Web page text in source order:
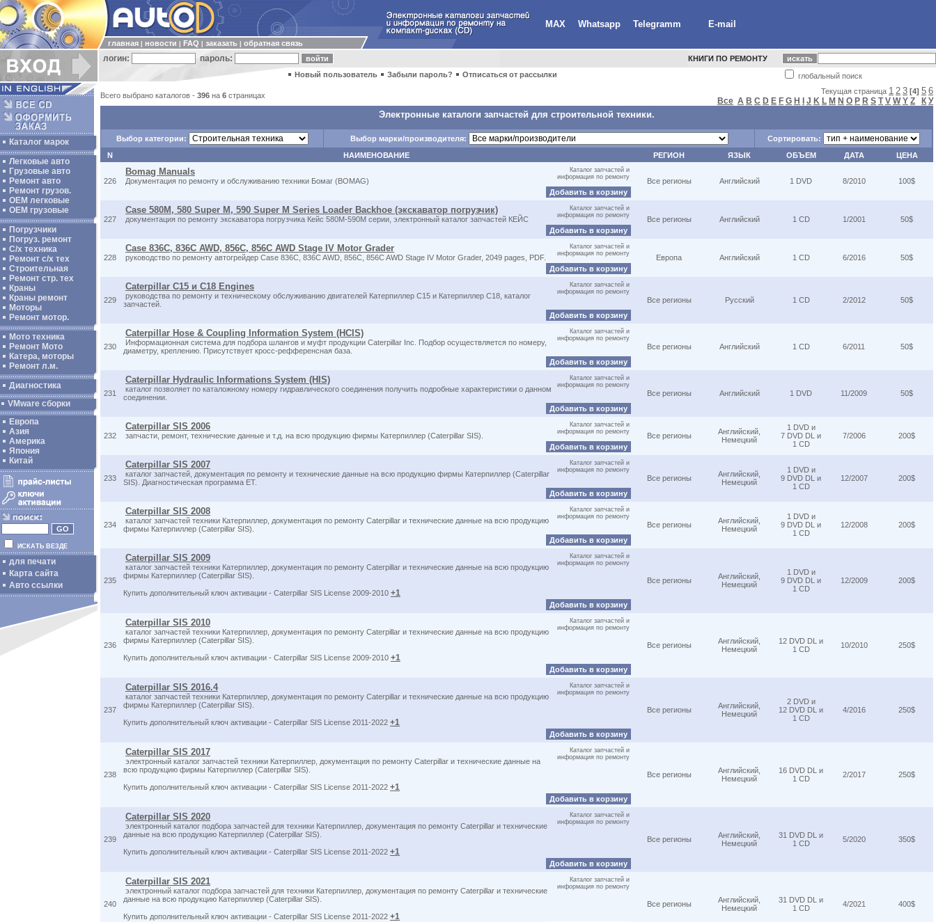
MAX Whatsapp Telegramm E-mail
главная новости FAQ заказать обратная связь
логин: пароль: КНИГИ ПО РЕМОНТУ
глобальный поиск
Новый пользователь Забыли пароль? Отписаться от рассылки
Каталог марок
Легковые авто
Грузовые авто
Ремонт авто
Ремонт грузов.
ОЕМ легковые
OEM грузовые
Погрузчики
Погруз. ремонт
С/х техника
Ремонт с/х тех
Строительная
Ремонт стр. тех
Краны
Краны ремонт
Моторы
Ремонт мотор.
Мото техника
Ремонт Мото
Катера, моторы
Ремонт л.м.
Диагностика
VMware сборки
Европа
Азия
Америка
Япония
Китай
ИСКАТЬ ВЕЗДЕ
для печати
Карта сайта
Авто ссылки
Всего выбрано каталогов - 396 на 6 страницах Текущая страница 1 2 3 [4] 5 6
Все A B C D E F G H J K L M N O P R S T V W Y Z К У
Электронные каталоги запчастей для строительной техники.
Выбор категории: Выбор марки/производителя:
Сортировать:
N
НАИМЕНОВАНИЕ РЕГИОН ЯЗЫК ОБЪЕМ ДАТА ЦЕНА
226
Bomag Manuals
Документация по ремонту и обслуживанию техники Бомаг (BOMAG)
Каталог запчастей и
информация по ремонту
Добавить в корзину
Все регионы Английский 1 DVD 8/2010 100$
227
Case 580M, 580 Super M, 590 Super M Series Loader Backhoe (экскаватор погрузчик)
документация по ремонту экскаватора погрузчика Кейс 580M-590M серии, электронный каталог запчастей КЕЙС
Каталог запчастей и
информация по ремонту
Добавить в корзину
Все регионы Английский 1 CD 1/2001 50$
228
Case 836C, 836C AWD, 856C, 856C AWD Stage IV Motor Grader
руководство по ремонту автогрейдер Case 836C, 836C AWD, 856C, 856C AWD Stage IV Motor Grader, 2049 pages, PDF.
Каталог запчастей и
информация по ремонту
Добавить в корзину
Европа Английский 1 CD 6/2016 50$
229
Caterpillar C15 и C18 Engines
руководства по ремонту и техническому обслуживанию двигателей Катерпиллер C15 и Катерпиллер C18, каталог
запчастей.
Каталог запчастей и
информация по ремонту
Добавить в корзину
Все регионы Русский 1 CD 2/2012 50$
230
Caterpillar Hose & Coupling Information System (HCIS)
Информационная система для подбора шлангов и муфт продукции Caterpillar Inc. Подбор осуществляется по номеру,
диаметру, креплению. Присутствует кросс-рефференсная база.
Каталог запчастей и
информация по ремонту
Добавить в корзину
Все регионы Английский 1 CD 6/2011 50$
231
Caterpillar Hydraulic Informations System (HIS)
каталог позволяет по каталожному номеру гидравлического соединения получить подробные характеристики о данном
соединении.
Каталог запчастей и
информация по ремонту
Добавить в корзину
Все регионы Английский 1 DVD 11/2009 50$
232
Caterpillar SIS 2006
запчасти, ремонт, технические данные и т.д. на всю продукцию фирмы Катерпиллер (Caterpillar SIS).
Каталог запчастей и
информация по ремонту
Добавить в корзину
Все регионы
Английский,
Немецкий
1 DVD и
7 DVD DL и
1 CD
7/2006 200$
233
Caterpillar SIS 2007
каталог запчастей, документация по ремонту и технические данные на всю продукцию фирмы Катерпиллер (Caterpillar
SIS). Диагностическая программа ET.
Каталог запчастей и
информация по ремонту
Добавить в корзину
Все регионы
Английский,
Немецкий
1 DVD и
9 DVD DL и
1 CD
12/2007 200$
234
Caterpillar SIS 2008
каталог запчастей техники Катерпиллер, документация по ремонту Caterpillar и технические данные на всю продукцию
фирмы Катерпиллер (Caterpillar SIS).
Каталог запчастей и
информация по ремонту
Добавить в корзину
Все регионы
Английский,
Немецкий
1 DVD и
9 DVD DL и
1 CD
12/2008 200$
235
Caterpillar SIS 2009
каталог запчастей техники Катерпиллер, документация по ремонту Caterpillar и технические данные на всю продукцию
фирмы Катерпиллер (Caterpillar SIS).
Купить дополнительный ключ активации - Caterpillar SIS License 2009-2010 +1
Каталог запчастей и
информация по ремонту
Добавить в корзину
Все регионы
Английский,
Немецкий
1 DVD и
9 DVD DL и
1 CD
12/2009 200$
236
Caterpillar SIS 2010
каталог запчастей техники Катерпиллер, документация по ремонту Caterpillar и технические данные на всю продукцию
фирмы Катерпиллер (Caterpillar SIS).
Купить дополнительный ключ активации - Caterpillar SIS License 2009-2010 +1
Каталог запчастей и
информация по ремонту
Добавить в корзину
Все регионы
Английский,
Немецкий
12 DVD DL и
1 CD
10/2010 250$
237
Caterpillar SIS 2016.4
каталог запчастей техники Катерпиллер, документация по ремонту Caterpillar и технические данные на всю продукцию
фирмы Катерпиллер (Caterpillar SIS).
Купить дополнительный ключ активации - Caterpillar SIS License 2011-2022 +1
Каталог запчастей и
информация по ремонту
Добавить в корзину
Все регионы
Английский,
Немецкий
2 DVD и
12 DVD DL и
1 CD
4/2016 250$
238
Caterpillar SIS 2017
электронный каталог запчастей техники Катерпиллер, документация по ремонту Caterpillar и технические данные на
всю продукцию фирмы Катерпиллер (Caterpillar SIS).
Купить дополнительный ключ активации - Caterpillar SIS License 2011-2022 +1
Каталог запчастей и
информация по ремонту
Добавить в корзину
Все регионы
Английский,
Немецкий
16 DVD DL и
1 CD
2/2017 250$
239
Caterpillar SIS 2020
электронный каталог подбора запчастей для техники Катерпиллер, документация по ремонту Caterpillar и технические
данные на всю продукцию Катерпиллер (Caterpillar SIS).
Купить дополнительный ключ активации - Caterpillar SIS License 2011-2022 +1
Каталог запчастей и
информация по ремонту
Добавить в корзину
Все регионы
Английский,
Немецкий
31 DVD DL и
1 CD
5/2020 350$
240
Caterpillar SIS 2021
электронный каталог подбора запчастей для техники Катерпиллер, документация по ремонту Caterpillar и технические
данные на всю продукцию Катерпиллер (Caterpillar SIS).
Купить дополнительный ключ активации - Caterpillar SIS License 2011-2022 +1
Каталог запчастей и
информация по ремонту
Все регионы
Английский,
Немецкий
31 DVD DL и
1 CD
4/2021 400$